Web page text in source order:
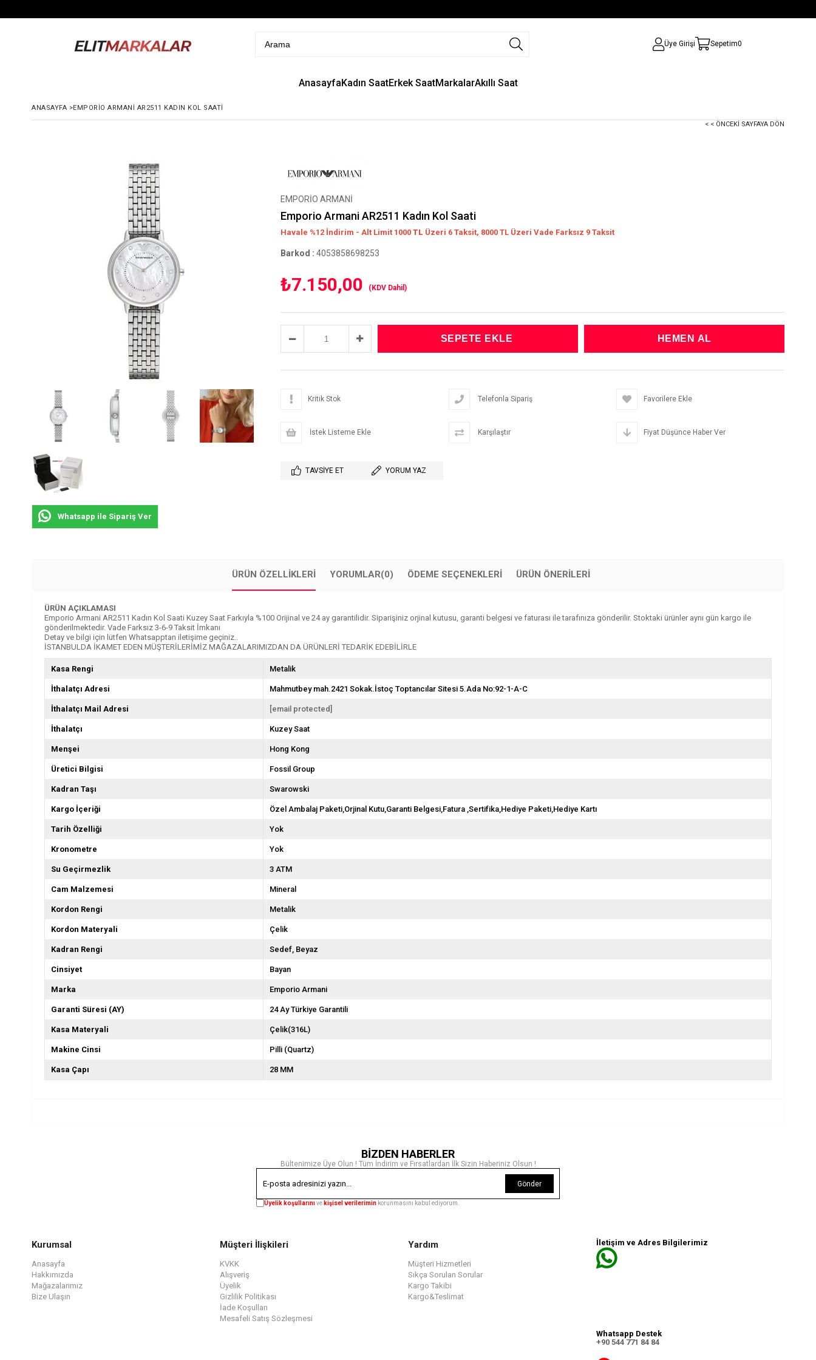
Üye Girişi Sepetim0
AnasayfaKadın SaatErkek SaatMarkalarAkıllı Saat
ANASAYFA >EMPORIO ARMANI AR2511 KADIN KOL SAATI
< < ÖNCEKI SAYFAYA DÖN
Whatsapp ile Sipariş Ver
EMPORİO ARMANİ
Emporio Armani AR2511 Kadın Kol Saati
Havale %12 İndirim - Alt Limit 1000 TL Üzeri 6 Taksit, 8000 TL Üzeri Vade Farksız 9 Taksit
Barkod : 4053858698253
₺7.150,00 (KDV Dahil)
Kritik Stok Telefonla Sipariş Favorilere Ekle
İstek Listeme Ekle Karşılaştır Fiyat Düşünce Haber Ver
TAVSIYE ET YORUM YAZ
ÜRÜN ÖZELLIKLERI YORUMLAR(0) ÖDEME SEÇENEKLERI ÜRÜN ÖNERILERI
ÜRÜN AÇIKLAMASI
Emporio Armani AR2511 Kadın Kol Saati Kuzey Saat Farkıyla %100 Orijinal ve 24 ay garantilidir. Siparişiniz orjinal kutusu, garanti belgesi ve faturası ile tarafınıza gönderilir. Stoktaki ürünler aynı gün kargo ile
gönderilmektedir. Vade Farksız 3-6-9 Taksit İmkanı
Detay ve bilgi için lütfen Whatsapptan iletişime geçiniz..
İSTANBULDA İKAMET EDEN MÜŞTERİLERİMİZ MAĞAZALARIMIZDAN DA ÜRÜNLERİ TEDARİK EDEBİLİRLE
Kasa Rengi Metalik
İthalatçı Adresi Mahmutbey mah.2421 Sokak.İstoç Toptancılar Sitesi 5.Ada No:92-1-A-C
İthalatçı Mail Adresi [email protected]
İthalatçı Kuzey Saat
Menşei Hong Kong
Üretici Bilgisi Fossil Group
Kadran Taşı Swarowski
Kargo İçeriği Özel Ambalaj Paketi,Orjinal Kutu,Garanti Belgesi,Fatura ,Sertifika,Hediye Paketi,Hediye Kartı
Tarih Özelliği Yok
Kronometre Yok
Su Geçirmezlik 3 ATM
Cam Malzemesi Mineral
Kordon Rengi Metalik
Kordon Materyali Çelik
Kadran Rengi Sedef Beyaz
Cinsiyet Bayan
Marka Emporio Armani
Garanti Süresi (AY) 24 Ay Türkiye Garantili
Kasa Materyali Çelik(316L)
Makine Cinsi Pilli (Quartz)
Kasa Çapı 28 MM
BİZDEN HABERLER
Bültenimize Üye Olun ! Tüm İndirim ve Fırsatlardan İlk Sizin Haberiniz Olsun !
Gönder
Üyelik koşullarınıve kişisel verilerimin korunmasını kabul ediyorum.
Kurumsal
Anasayfa
Hakkımızda
Mağazalarımız
Bize Ulaşın
Müşteri İlişkileri
KVKK
Alışveriş
Üyelik
Gizlilik Politikası
İade Koşulları
Mesafeli Satış Sözleşmesi
Yardım
Müşteri Hizmetleri
Sıkça Sorulan Sorular
Kargo Takibi
Kargo&Teslimat
İletişim ve Adres Bilgilerimiz
Whatsapp Destek
+90 544 771 84 84